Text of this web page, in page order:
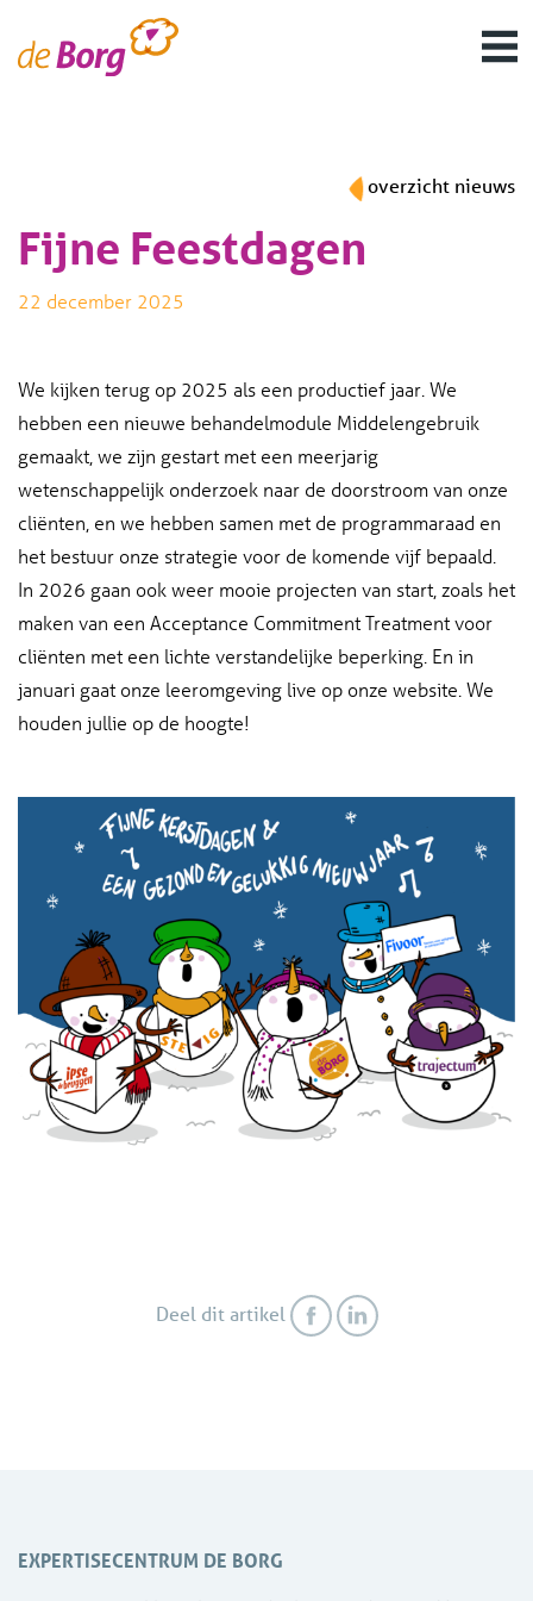
overzicht nieuws
Fijne Feestdagen
22 december 2025
We kijken terug op 2025 als een productief jaar. We
hebben een nieuwe behandelmodule Middelengebruik
gemaakt, we zijn gestart met een meerjarig
wetenschappelijk onderzoek naar de doorstroom van onze
cliënten, en we hebben samen met de programmaraad en
het bestuur onze strategie voor de komende vijf bepaald.
In 2026 gaan ook weer mooie projecten van start, zoals het
maken van een Acceptance Commitment Treatment voor
cliënten met een lichte verstandelijke beperking. En in
januari gaat onze leeromgeving live op onze website. We
houden jullie op de hoogte!
Deel dit artikel
EXPERTISECENTRUM DE BORG